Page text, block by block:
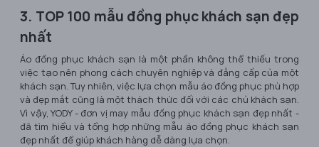
3. TOP 100 mẫu đồng phục khách sạn đẹp
nhất
Áo đồng phục khách sạn là một phần không thể thiếu trong
việc tạo nên phong cách chuyên nghiệp và đẳng cấp của một
khách sạn. Tuy nhiên, việc lựa chọn mẫu áo đồng phục phù hợp
và đẹp mắt cũng là một thách thức đối với các chủ khách sạn.
Vì vậy, YODY - đơn vị may mẫu đồng phục khách sạn đẹp nhất -
đã tìm hiểu và tổng hợp những mẫu áo đồng phục khách sạn
đẹp nhất để giúp khách hàng dễ dàng lựa chọn.